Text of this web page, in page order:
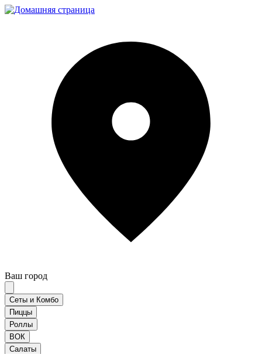
Ваш город
Сеты и Комбо
Пиццы
Роллы
ВОК
Салаты